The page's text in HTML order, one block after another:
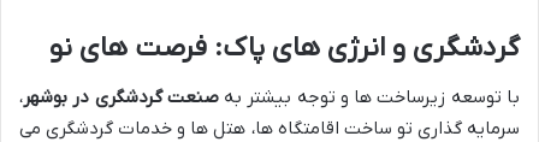
گردشگری و انرژی های پاک: فرصت های نو
با توسعه زیرساخت ها و توجه بیشتر بهصنعت گردشگری در بوشهر،
سرمایه گذاری تو ساخت اقامتگاه ها، هتل ها و خدمات گردشگری می